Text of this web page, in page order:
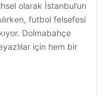
olarak İstanbul’un
futbol felsefesi
Dolmabahçe
için hem bir